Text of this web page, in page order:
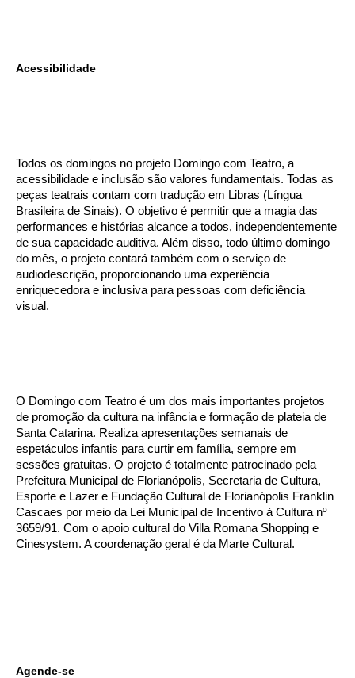
Acessibilidade
Todos os domingos no projeto Domingo com Teatro, a
acessibilidade e inclusão são valores fundamentais. Todas as
peças teatrais contam com tradução em Libras (Língua
Brasileira de Sinais). O objetivo é permitir que a magia das
performances e histórias alcance a todos, independentemente
de sua capacidade auditiva. Além disso, todo último domingo
do mês, o projeto contará também com o serviço de
audiodescrição, proporcionando uma experiência
enriquecedora e inclusiva para pessoas com deficiência
visual.
O Domingo com Teatro é um dos mais importantes projetos
de promoção da cultura na infância e formação de plateia de
Santa Catarina. Realiza apresentações semanais de
espetáculos infantis para curtir em família, sempre em
sessões gratuitas. O projeto é totalmente patrocinado pela
Prefeitura Municipal de Florianópolis, Secretaria de Cultura,
Esporte e Lazer e Fundação Cultural de Florianópolis Franklin
Cascaes por meio da Lei Municipal de Incentivo à Cultura nº
3659/91. Com o apoio cultural do Villa Romana Shopping e
Cinesystem. A coordenação geral é da Marte Cultural.
Agende-se